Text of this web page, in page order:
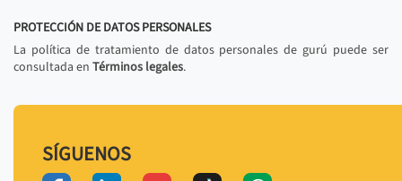
PROTECCIÓN DE DATOS PERSONALES
La política de tratamiento de datos personales de gurú puede ser
consultada en Términos legales.
SÍGUENOS